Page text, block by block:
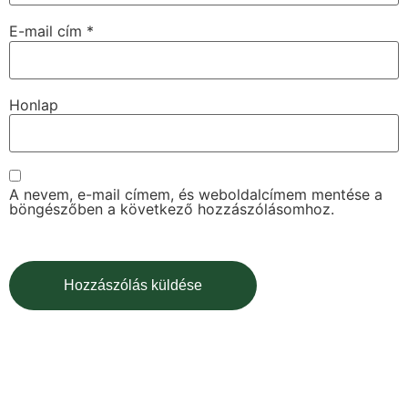
E-mail cím *
Honlap
A nevem, e-mail címem, és weboldalcímem mentése a
böngészőben a következő hozzászólásomhoz.